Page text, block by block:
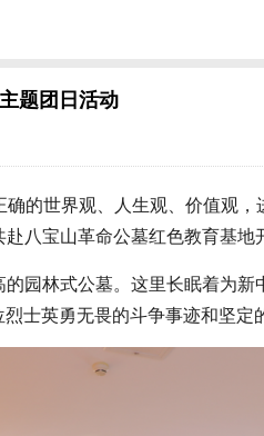
题团日活动
的世界观、人生观、价值观
宝山革命公墓红色教育基地
林式公墓。这里长眠着为新
士英勇无畏的斗争事迹和坚定